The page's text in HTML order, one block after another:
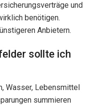
und
benötigen.
Anbietern.
sollte ich
Wasser, Lebensmittel
summieren